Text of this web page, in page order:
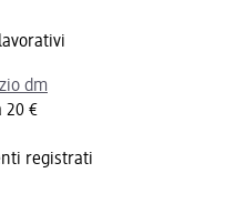
dm
20 €
registrati